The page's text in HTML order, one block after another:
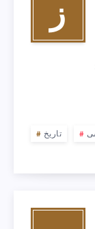
ز
تاریخ